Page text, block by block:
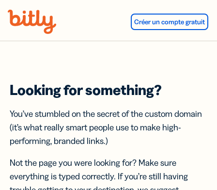
Créer un compte gratuit
Looking for something?
You’ve stumbled on the secret of the custom domain
(it’s what really smart people use to make high-
performing, branded links.)
Not the page you were looking for? Make sure
everything is typed correctly. If you’re still having